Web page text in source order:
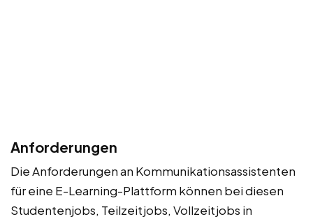
Anforderungen
Die Anforderungen an Kommunikationsassistenten
für eine E-Learning-Plattform können bei diesen
Studentenjobs, Teilzeitjobs, Vollzeitjobs in